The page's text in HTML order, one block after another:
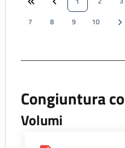
7
8 9 10
Congiuntura
Volumi